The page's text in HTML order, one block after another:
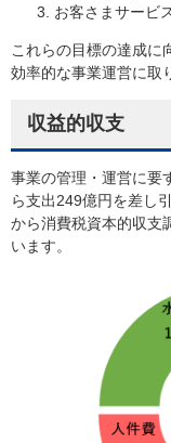
お客さまサービ
これらの目標の達成に
効率的な事業運営に取
収益的収支
事業の管理・運営に要
ら支出249億円を差し
から消費税資本的収支
います。